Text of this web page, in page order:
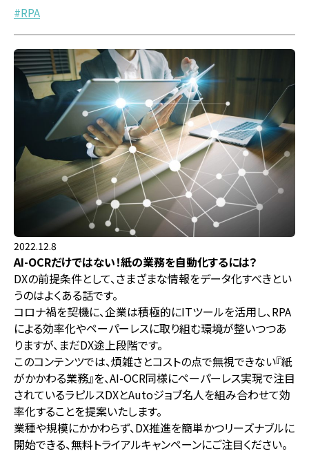
RPA
2022.12.8
AI-OCRだけではない！紙の業務を自動化するには？
DXの前提条件として、さまざまな情報をデータ化すべきとい
うのはよくある話です。
コロナ禍を契機に、企業は積極的にITツールを活用し、RPA
による効率化やペーパーレスに取り組む環境が整いつつあ
りますが、まだDX途上段階です。
このコンテンツでは、煩雑さとコストの点で無視できない『紙
がかかわる業務』を、AI-OCR同様にペーパーレス実現で注目
されているラピルスDXとAutoジョブ名人を組み合わせて効
率化することを提案いたします。
業種や規模にかかわらず、DX推進を簡単かつリーズナブルに
開始できる、無料トライアルキャンペーンにご注目ください。